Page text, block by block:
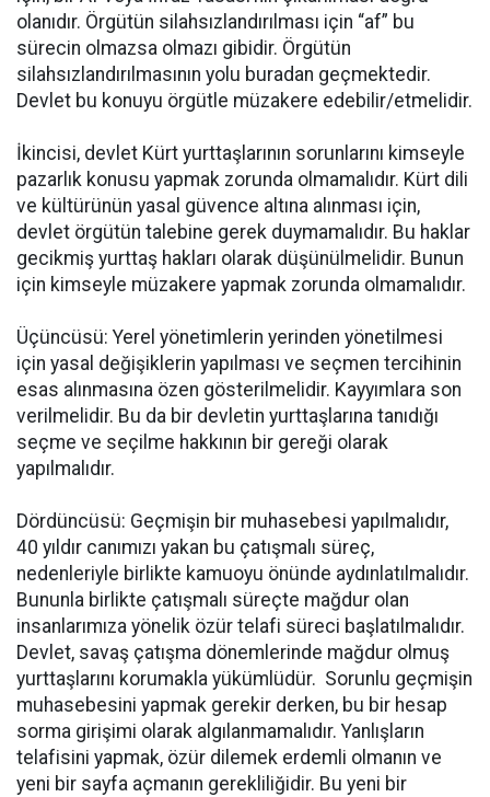
olanıdır. Örgütün silahsızlandırılması için “af” bu
sürecin olmazsa olmazı gibidir. Örgütün
silahsızlandırılmasının yolu buradan geçmektedir.
Devlet bu konuyu örgütle müzakere edebilir/etmelidir.
İkincisi, devlet Kürt yurttaşlarının sorunlarını kimseyle
pazarlık konusu yapmak zorunda olmamalıdır. Kürt dili
ve kültürünün yasal güvence altına alınması için,
devlet örgütün talebine gerek duymamalıdır. Bu haklar
gecikmiş yurttaş hakları olarak düşünülmelidir. Bunun
için kimseyle müzakere yapmak zorunda olmamalıdır.
Üçüncüsü: Yerel yönetimlerin yerinden yönetilmesi
için yasal değişiklerin yapılması ve seçmen tercihinin
esas alınmasına özen gösterilmelidir. Kayyımlara son
verilmelidir. Bu da bir devletin yurttaşlarına tanıdığı
seçme ve seçilme hakkının bir gereği olarak
yapılmalıdır.
Dördüncüsü: Geçmişin bir muhasebesi yapılmalıdır,
40 yıldır canımızı yakan bu çatışmalı süreç,
nedenleriyle birlikte kamuoyu önünde aydınlatılmalıdır.
Bununla birlikte çatışmalı süreçte mağdur olan
insanlarımıza yönelik özür telafi süreci başlatılmalıdır.
Devlet, savaş çatışma dönemlerinde mağdur olmuş
yurttaşlarını korumakla yükümlüdür. Sorunlu geçmişin
muhasebesini yapmak gerekir derken, bu bir hesap
sorma girişimi olarak algılanmamalıdır. Yanlışların
telafisini yapmak, özür dilemek erdemli olmanın ve
yeni bir sayfa açmanın gerekliliğidir. Bu yeni bir